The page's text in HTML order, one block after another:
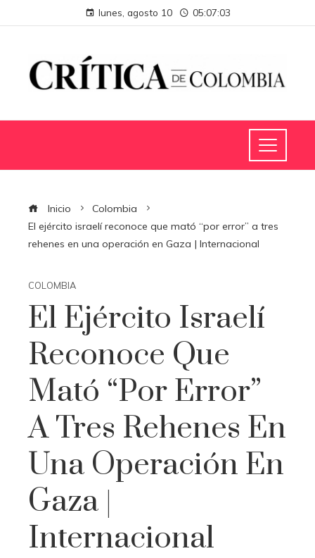
lunes, agosto 10 05:07:04
Inicio
Colombia
El ejército israelí reconoce que mató “por error” a tres
rehenes en una operación en Gaza | Internacional
COLOMBIA
El Ejército Israelí
Reconoce Que
Mató “por Error”
A Tres Rehenes En
Una Operación En
Gaza |
Internacional